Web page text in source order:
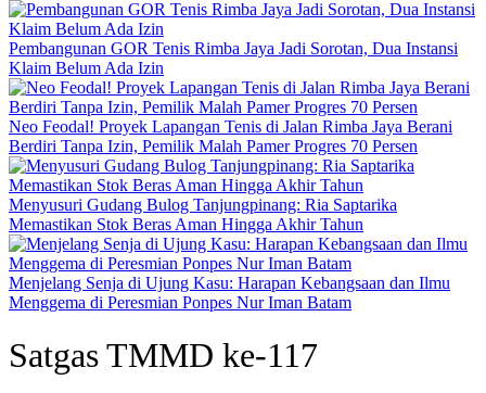
Pembangunan GOR Tenis Rimba Jaya Jadi Sorotan, Dua Instansi
Klaim Belum Ada Izin
Neo Feodal! Proyek Lapangan Tenis di Jalan Rimba Jaya Berani
Berdiri Tanpa Izin, Pemilik Malah Pamer Progres 70 Persen
Menyusuri Gudang Bulog Tanjungpinang: Ria Saptarika
Memastikan Stok Beras Aman Hingga Akhir Tahun
Menjelang Senja di Ujung Kasu: Harapan Kebangsaan dan Ilmu
Menggema di Peresmian Ponpes Nur Iman Batam
Satgas TMMD ke-117